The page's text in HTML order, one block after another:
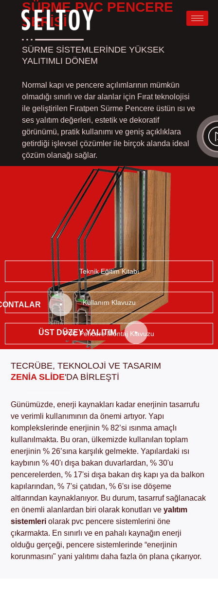
SÜRME PVC PENCERE
SERISI
SÜRME SİSTEMLERİNDE YÜKSEK
YALITIMLI DÖNEM
Normal kapı ve pencere açılımlarının mümkün
olmadığı sınırlı ve dar alanlar için Fırat teknolojisi
ile geliştirilen Fıratpen Sürme Pencere üstün ısı ve
ses yalıtım değerleri, estetik ve dekoratif
görünümü, pratik kullanımı ve geniş açıklıklara
getirdiği işlevsel çözümler ile birçok alanda ideal
çözüm olanağı sağlar.
ÜST DÜZEY YALITIM
Teknik Eğitim Kitabı
Kullanım Klavuzu
PVC Pencere Montaj Klavuzu
TECRÜBE, TEKNOLOJİ VE TASARIM
ZENIA SLIDE'DA BİRLEŞTİ
Günümüzde, enerji kaynakları kadar enerjinin tasarrufu
ve verimli kullanımının da önemi artıyor. Yapı
komplekslerinde enerjinin % 82’si ısınma amaçlı
kullanılmakta. Bu oran, ülkemizde kullanılan toplam
enerjinin % 26’sına karşılık gelmekte. Yapılardaki ısı
kaybının % 40'ı dışa bakan duvarlardan, % 30'u
pencerelerden, % 17'si dışa bakan dış kapı ya da balkon
kapılarından, % 7'si çatıdan, % 6'sı ise döşeme
altlarından kaynaklanıyor. Bu durum, tasarruf sağlanacak
en önemli alanlardan biri olarak konutları veyalıtım
sistemleri olarak pvc pencere sistemlerini öne
çıkarmakta. En sınırlı ve en pahalı kaynağın enerji
olduğu gerçeği, pencere sistemlerinde “enerjinin
korunmasını" yani yalıtımı daha fazla ön plana çıkarıyor.